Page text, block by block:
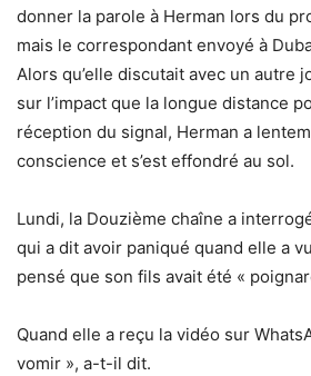
donner la parole à Herman lors du
mais le correspondant envoyé à
Alors qu’elle discutait avec un autre
sur l’impact que la longue distance
réception du signal, Herman a
conscience et s’est effondré au sol.
Lundi, la Douzième chaîne a
qui a dit avoir paniqué quand elle a
pensé que son fils avait été «
Quand elle a reçu la vidéo sur
vomir », a-t-il dit.